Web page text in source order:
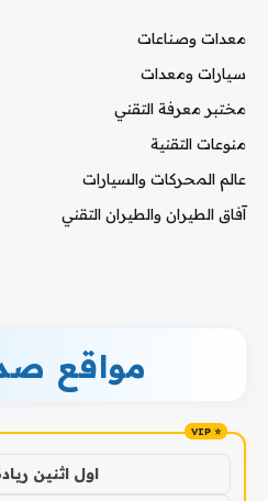
معدات وصناعات
سيارات ومعدات
مختبر معرفة التقني
منوعات التقنية
عالم المحركات والسيارات
آفاق الطيران والطيران التقني
مواقع
اول اثنين